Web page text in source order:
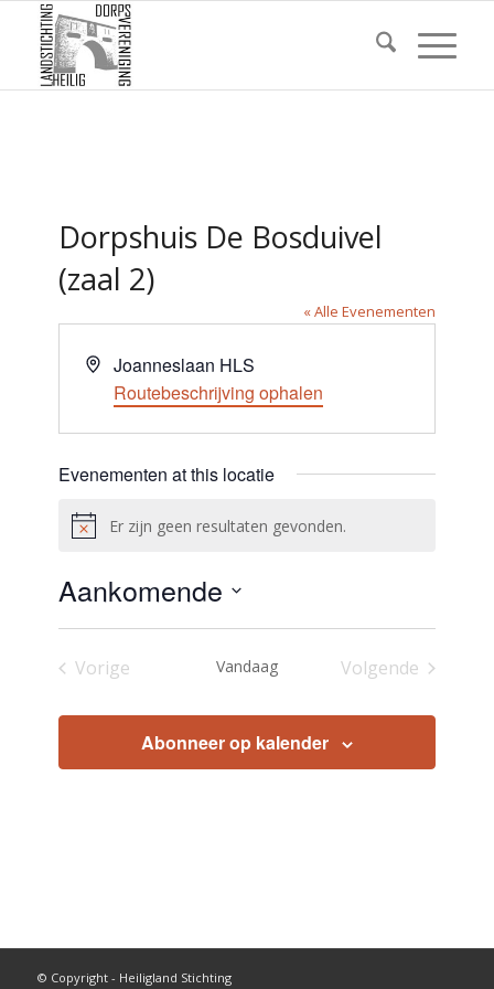
Dorpshuis De Bosduivel
(zaal 2)
« Alle Evenementen
AdresJoanneslaan HLS
Routebeschrijving ophalen
Evenementen at this locatie
BerichtEr zijn geen resultaten gevonden.
Aankomende
datum.
Vorige
Vandaag
Volgende
Abonneer op kalender
© Copyright - Heiligland Stichting